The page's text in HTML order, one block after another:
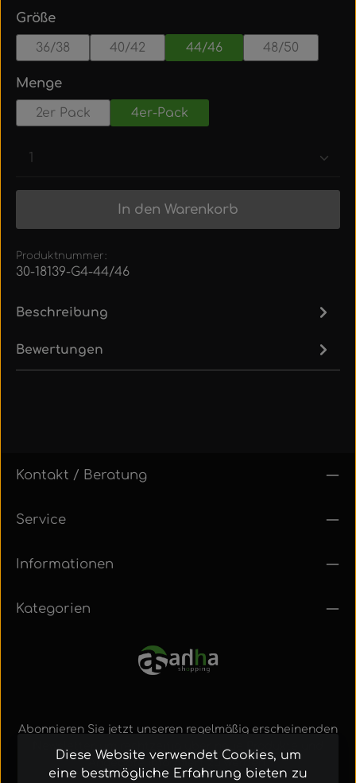
Größeauswählen
36/38 40/42 44/46 48/50
Mengeauswählen
2er Pack 4er-Pack
Produkt Anzahl: Gib den gewünschten Wert
In den Warenkorb
Produktnummer:
30-18139-G4-44/46
Beschreibung
Bewertungen
Kontakt / Beratung
Service
Informationen
Kategorien
Abonnieren Sie jetzt unseren regelmäßig erscheinenden
Angebote informiert zu werden.
Diese Website verwendet Cookies, um
eine bestmögliche Erfahrung bieten zu